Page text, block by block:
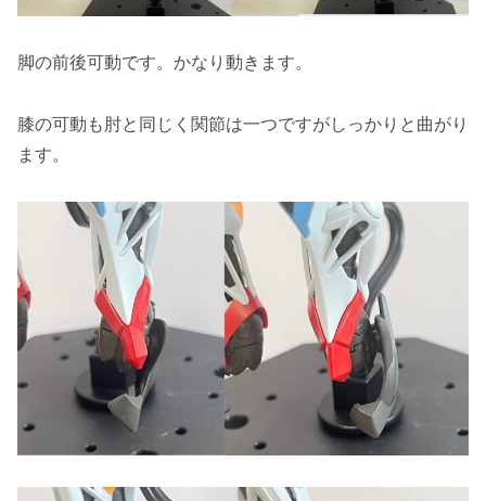
脚の前後可動です。かなり動きます。
膝の可動も肘と同じく関節は一つですがしっかりと曲がり
ます。